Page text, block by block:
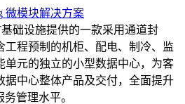
微模块解决方案
础设施提供的一款采用通道封
工程预制的机柜、配电、制冷、监
单元的独立的小型数据中心，为客
据中心整体产品及交付，全面提升
管理水平。